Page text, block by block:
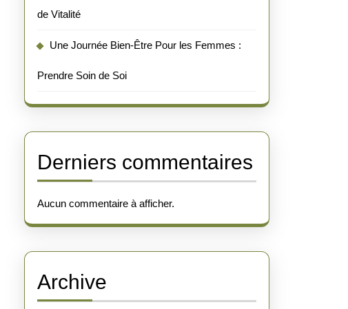
de Vitalité
Une Journée Bien-Être Pour les Femmes :
Prendre Soin de Soi
Derniers commentaires
Aucun commentaire à afficher.
Archive